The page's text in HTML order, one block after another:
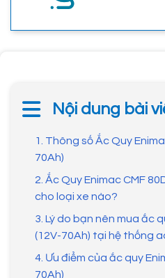
Nội dung bài
1. Thông số Ắc Quy
70Ah)
2. Ắc Quy Enimac CMF
cho loại xe nào?
3. Lý do bạn nên mua ắc
(12V-70Ah) tại hệ thống
4. Ưu điểm của ắc quy
70Ah)